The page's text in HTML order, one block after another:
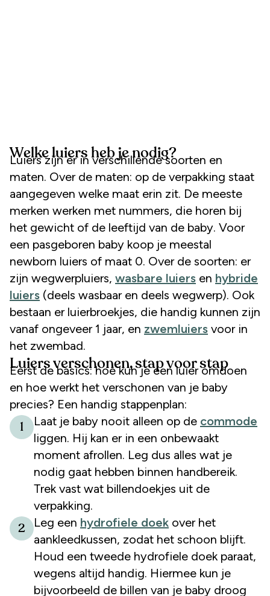
Welke luiers heb je nodig?
Luiers zijn er in verschillende soorten en
maten. Over de maten: op de verpakking staat
aangegeven welke maat erin zit. De meeste
merken werken met nummers, die horen bij
het gewicht of de leeftijd van de baby. Voor
een pasgeboren baby koop je meestal
newborn luiers of maat 0. Over de soorten: er
zijn wegwerpluiers, wasbare luiers en hybride
luiers (deels wasbaar en deels wegwerp). Ook
bestaan er luierbroekjes, die handig kunnen zijn
vanaf ongeveer 1 jaar, en zwemluiers voor in
het zwembad.
Luiers verschonen, stap voor stap
Eerst de basics: hoe kun je een luier omdoen
en hoe werkt het verschonen van je baby
precies? Een handig stappenplan:
1 Laat je baby nooit alleen op de commode
liggen. Hij kan er in een onbewaakt
moment afrollen. Leg dus alles wat je
nodig gaat hebben binnen handbereik.
Trek vast wat billendoekjes uit de
verpakking.
2 Leg een hydrofiele doek over het
aankleedkussen, zodat het schoon blijft.
Houd een tweede hydrofiele doek paraat,
wegens altijd handig. Hiermee kun je
bijvoorbeeld de billen van je baby droog